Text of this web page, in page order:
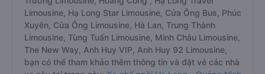
Trả lời: Hiện tại có 15 hãng xe khai thác dòng xe ghế
ngồi trên tuyến đường này là xe Hạ Long Xanh, Xuân
Trường Limousine, Hoàng Công , Hạ Long Travel
Limousine, Hạ Long Star Limousine, Cửa Ông Bus, Phúc
Xuyên, Cửa Ông Limousine, Hà Lan, Trung Thành